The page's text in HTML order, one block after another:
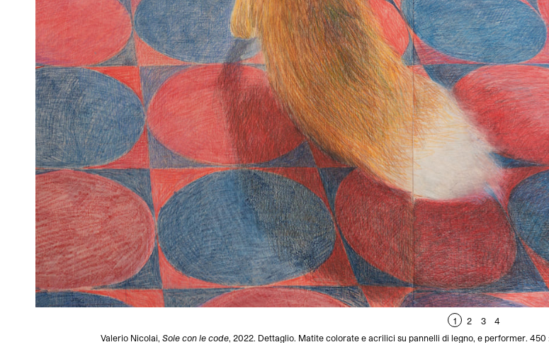
1 2 3
4
Valerio Nicolai, Sole con le code, 2022. Dettaglio. Matite colorate e acrilici su pannelli di legno, e performer.